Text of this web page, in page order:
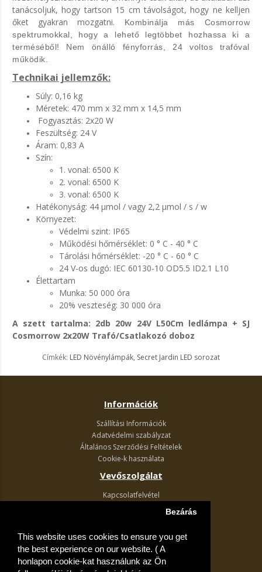
This website uses cookies to ensure you get
the best experience on our website. ( A
honlapon cookie-kat használunk az Ön
Bezárás
tanácsoljuk, hogy tartson 15 cm távolságot, hogy ne kelljen
őket gyakran mozgatni.
Kombinálja más Cosmorrow
spektrumokkal, hogy a lehető legtöbbet hozhassa ki a
terméséből! Nem önálló fényforrás, 24 voltos trafóval
működik.
Technikai jellemzők:
Súly: 0,16 kg
Méretek: 470 mm x 32 mm x 14,5 mm
Fogyasztás: 2x20 W
Feszültség: 24 V
Áram: 0,83 A
Szín:
1. vonal: 6500 K
2. vonal: 6500 K
3. vonal: 6500 K
Hatékonyság: 44 μmol / vagy 2,2 μmol / s / w
Környezet:
Védelmi szint: IP65
Működési hőmérséklet: 0 ° C - 40 ° C
Tárolási hőmérséklet: -20 ° C - 60 ° C
24 V-os dugó: IEC 60130-10 OD5.5 ID2.1 L10
Élettartam
Munka: 50 000 óra
20% veszteség: 30 000 óra
A szett tartalma: 2db 20w 24V L50Cm ledlámpa + SJ
Cosmorrow 2x20W Trafó/Csatlakozó doboz
Címkék: LED Növénylámpák, Secret Jardin LED sorozat
Információk
Szállítási Információk
Adatvédelmi szabályzat
Általános Szerződési Feltételek
Cookie-k használata
Vevőszolgálat
Kapcsolatfelvétel
Akciós ajánlatok
Fiók